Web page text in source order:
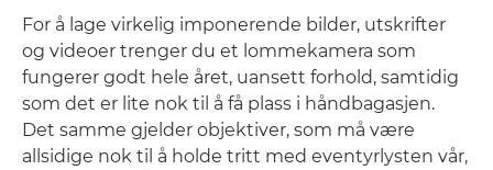
For å lage virkelig imponerende bilder, utskrifter
og videoer trenger du et lommekamera som
fungerer godt hele året, uansett forhold, samtidig
som det er lite nok til å få plass i håndbagasjen.
Det samme gjelder objektiver, som må være
allsidige nok til å holde tritt med eventyrlysten vår,